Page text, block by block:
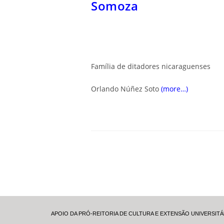
Somoza
Família de ditadores nicaraguenses
Orlando Núñez Soto (more…)
APOIO DA PRÓ-REITORIA DE CULTURA E EXTENSÃO